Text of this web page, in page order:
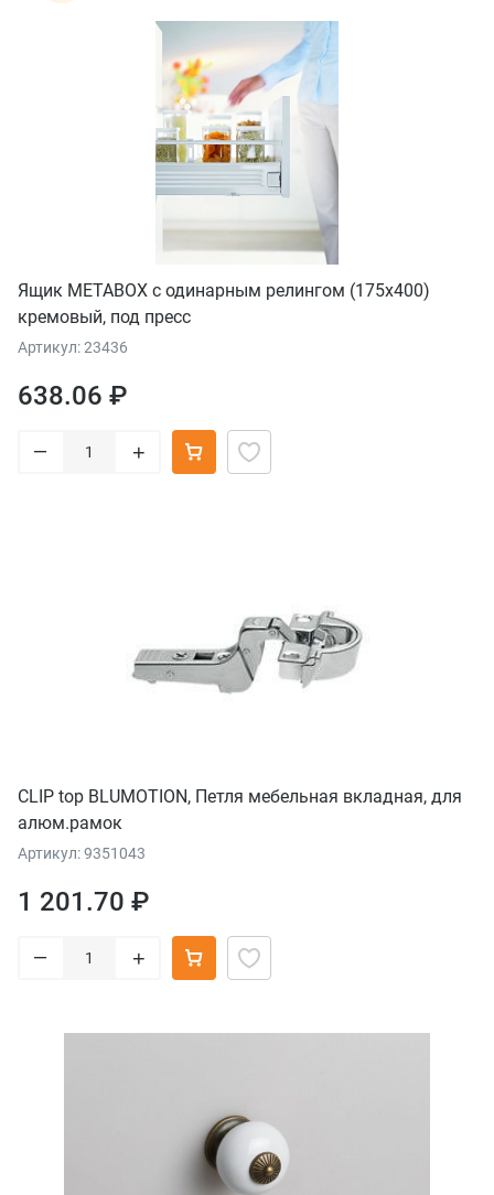
Ящик METABOX с одинарным релингом (175х400)
кремовый, под пресс
Артикул: 23436
638.06 ₽
– +
CLIP top BLUMOTION, Петля мебельная вкладная, для
алюм.рамок
Артикул: 9351043
1 201.70 ₽
– +